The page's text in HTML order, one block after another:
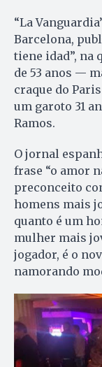
“La
Barcelona,
tiene idad”, na
de 53 anos —
craque do
um garoto 31
Ramos.
O jornal
frase “o amor
preconceito
homens mais
quanto é um
mulher mais
jogador, é o
namorando